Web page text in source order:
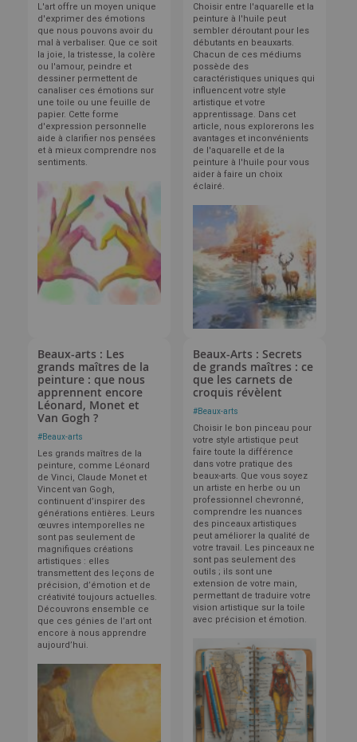
L'art offre un moyen unique
d'exprimer des émotions
que nous pouvons avoir du
mal à verbaliser. Que ce soit
la joie, la tristesse, la colère
ou l'amour, peindre et
dessiner permettent de
canaliser ces émotions sur
une toile ou une feuille de
papier. Cette forme
d'expression personnelle
aide à clarifier nos pensées
et à mieux comprendre nos
sentiments.
Choisir entre l'aquarelle et la
peinture à l'huile peut
sembler déroutant pour les
débutants en beauxarts.
Chacun de ces médiums
possède des
caractéristiques uniques qui
influencent votre style
artistique et votre
apprentissage. Dans cet
article, nous explorerons les
avantages et inconvénients
de l'aquarelle et de la
peinture à l'huile pour vous
aider à faire un choix
éclairé.
Beaux-arts : Les
grands maîtres de la
peinture : que nous
apprennent encore
Léonard, Monet et
Van Gogh ?
#Beaux-arts
Les grands maîtres de la
peinture, comme Léonard
de Vinci, Claude Monet et
Vincent van Gogh,
continuent d’inspirer des
générations entières. Leurs
œuvres intemporelles ne
sont pas seulement de
magnifiques créations
artistiques : elles
transmettent des leçons de
précision, d’émotion et de
créativité toujours actuelles.
Découvrons ensemble ce
que ces génies de l’art ont
encore à nous apprendre
aujourd’hui.
Beaux-Arts : Secrets
de grands maîtres : ce
que les carnets de
croquis révèlent
#Beaux-arts
Choisir le bon pinceau pour
votre style artistique peut
faire toute la différence
dans votre pratique des
beaux-arts. Que vous soyez
un artiste en herbe ou un
professionnel chevronné,
comprendre les nuances
des pinceaux artistiques
peut améliorer la qualité de
votre travail. Les pinceaux ne
sont pas seulement des
outils ; ils sont une
extension de votre main,
permettant de traduire votre
vision artistique sur la toile
avec précision et émotion.